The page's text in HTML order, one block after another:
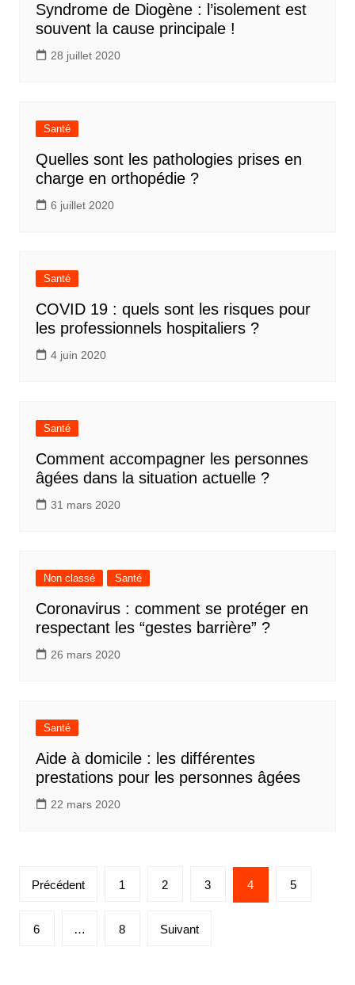
Syndrome de Diogène : l’isolement est
souvent la cause principale !
28 juillet 2020
Santé
Quelles sont les pathologies prises en
charge en orthopédie ?
6 juillet 2020
Santé
COVID 19 : quels sont les risques pour
les professionnels hospitaliers ?
4 juin 2020
Santé
Comment accompagner les personnes
âgées dans la situation actuelle ?
31 mars 2020
Non classé Santé
Coronavirus : comment se protéger en
respectant les “gestes barrière” ?
26 mars 2020
Santé
Aide à domicile : les différentes
prestations pour les personnes âgées
22 mars 2020
Pagination
publications
Précédent 1 2 3 4 5
6 … 8 Suivant